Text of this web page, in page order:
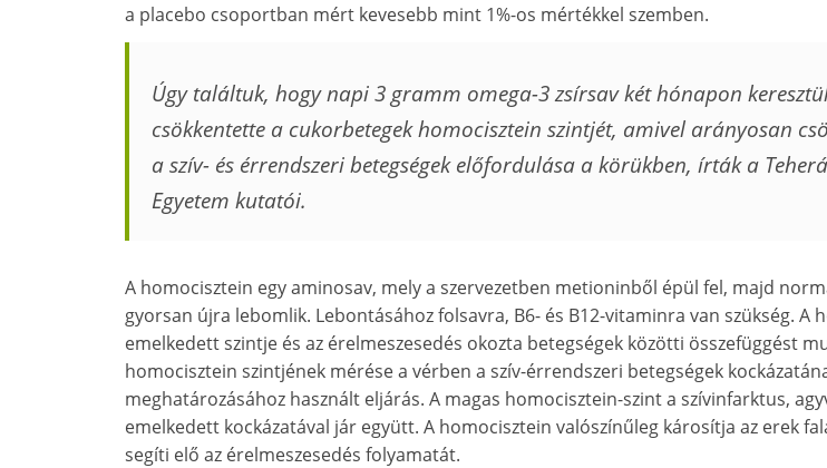
a placebo csoportban mért kevesebb mint 1%-os mértékkel szemben.
Úgy találtuk, hogy napi 3 gramm omega-3 zsírsav két hónapon
csökkentette a cukorbetegek homocisztein szintjét, amivel arányosan
a szív- és érrendszeri betegségek előfordulása a körükben, írták a
Egyetem kutatói.
A homocisztein egy aminosav, mely a szervezetben metioninből épül fel, majd
gyorsan újra lebomlik. Lebontásához folsavra, B6- és B12-vitaminra van szükség. A
emelkedett szintje és az érelmeszesedés okozta betegségek közötti összefüggést
homocisztein szintjének mérése a vérben a szív-érrendszeri betegségek
meghatározásához használt eljárás. A magas homocisztein-szint a szívinfarktus,
emelkedett kockázatával jár együtt. A homocisztein valószínűleg károsítja az erek
segíti elő az érelmeszesedés folyamatát.